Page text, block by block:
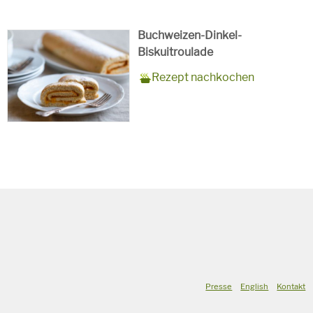
Buchweizen-Dinkel-
Biskuitroulade
Backzeit
für
Schlagworte
Süßspeise,vegetarisch
Rezept nachkochen
Presse English Kontakt